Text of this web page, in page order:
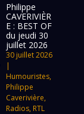
Philippe
CAVERIVIÈR
E : BEST OF
du jeudi 30
juillet 2026
30 juillet 2026
|
Humouristes,
Philippe
Caverivière,
Radios, RTL